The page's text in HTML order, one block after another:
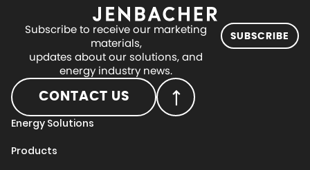
Subscribe to receive our marketing
materials,
updates about our solutions, and
energy industry news.
SUBSCRIBE
CONTACT US
Energy Solutions
Products